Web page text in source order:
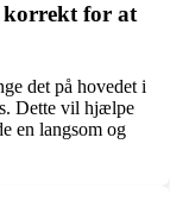
for at
det på hovedet i
Dette vil hjælpe
en langsom og